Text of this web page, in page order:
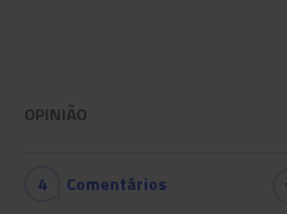
OPINIÃO
4 Comentários